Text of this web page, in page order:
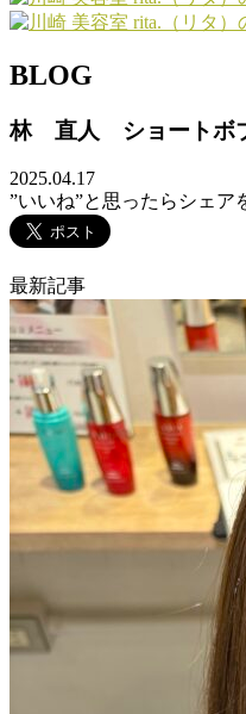
BLOG
林 直人 ショートボ
2025.04.17
”いいね”と思ったらシェア
最新記事